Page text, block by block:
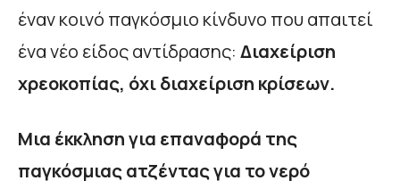
έναν κοινό παγκόσμιο κίνδυνο που απαιτεί
ένα νέο είδος αντίδρασης: Διαχείριση
χρεοκοπίας, όχι διαχείριση κρίσεων.
Μια έκκληση για επαναφορά της
παγκόσμιας ατζέντας για το νερό